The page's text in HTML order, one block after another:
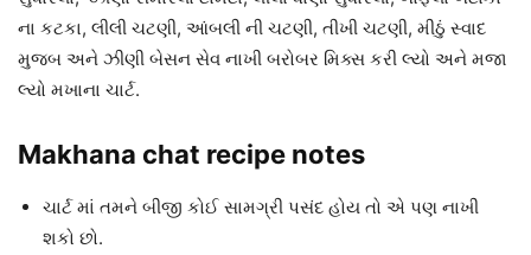
ના કટકા, લીલી ચટણી, આંબલી ની ચટણી, તીખી ચટણી, મીઠું સ્વાદ
મુજબ અને ઝીણી બેસન સેવ નાખી બરોબર મિક્સ કરી લ્યો અને મજા
લ્યો મખાના ચાર્ટ.
Makhana chat recipe notes
ચાર્ટ માં તમને બીજી કોઈ સામગ્રી પસંદ હોય તો એ પણ નાખી
શકો છો.